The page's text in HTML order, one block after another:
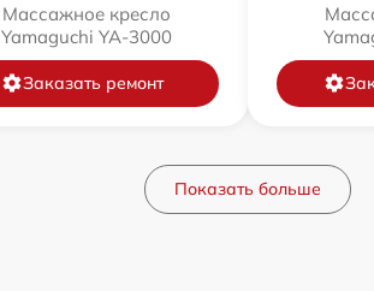
Массажное кресло
Yamaguchi YA-3000
Заказать ремонт
Показать больше